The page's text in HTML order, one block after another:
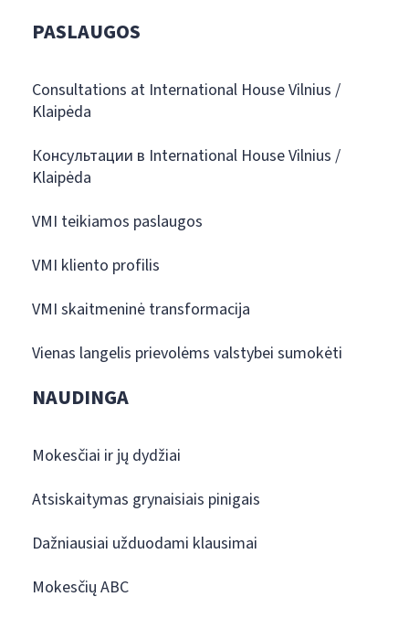
PASLAUGOS
Consultations at International House Vilnius /
Klaipėda
Консультации в International House Vilnius /
Klaipėda
VMI teikiamos paslaugos
VMI kliento profilis
VMI skaitmeninė transformacija
Vienas langelis prievolėms valstybei sumokėti
NAUDINGA
Mokesčiai ir jų dydžiai
Atsiskaitymas grynaisiais pinigais
Dažniausiai užduodami klausimai
Mokesčių ABC